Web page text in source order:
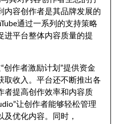
内容创作者是其品牌发展的
通过一系列的支持策略
进平台整体内容质量的提
创作者激励计划”提供资金
取收入。平台还不断推出各
者提高创作效率和内容质
让创作者能够轻松管理
优化内容。同时，